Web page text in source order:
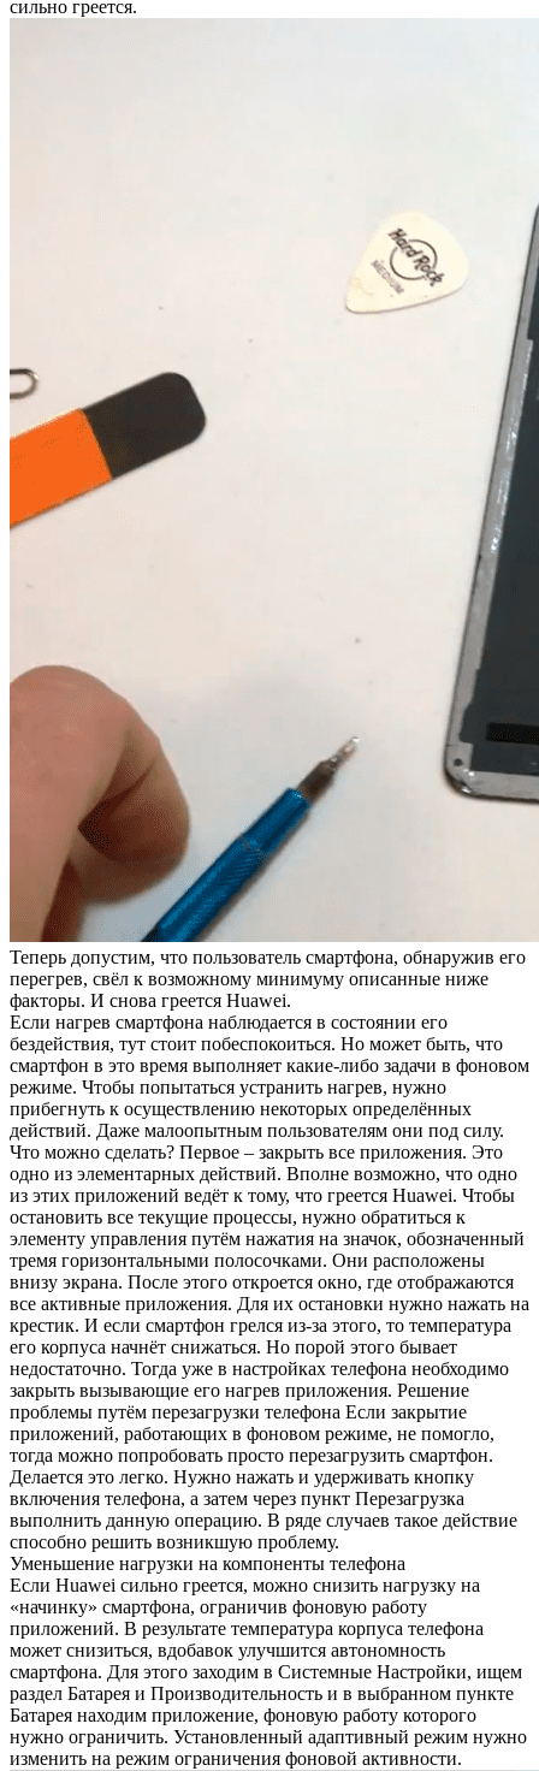
сильно греется.
Теперь допустим, что пользователь смартфона, обнаружив его
перегрев, свёл к возможному минимуму описанные ниже
факторы. И снова греется Huawei.
Если нагрев смартфона наблюдается в состоянии его
бездействия, тут стоит побеспокоиться. Но может быть, что
смартфон в это время выполняет какие-либо задачи в фоновом
режиме. Чтобы попытаться устранить нагрев, нужно
прибегнуть к осуществлению некоторых определённых
действий. Даже малоопытным пользователям они под силу.
Что можно сделать? Первое – закрыть все приложения. Это
одно из элементарных действий. Вполне возможно, что одно
из этих приложений ведёт к тому, что греется Huawei. Чтобы
остановить все текущие процессы, нужно обратиться к
элементу управления путём нажатия на значок, обозначенный
тремя горизонтальными полосочками. Они расположены
внизу экрана. После этого откроется окно, где отображаются
все активные приложения. Для их остановки нужно нажать на
крестик. И если смартфон грелся из-за этого, то температура
его корпуса начнёт снижаться. Но порой этого бывает
недостаточно. Тогда уже в настройках телефона необходимо
закрыть вызывающие его нагрев приложения. Решение
проблемы путём перезагрузки телефона Если закрытие
приложений, работающих в фоновом режиме, не помогло,
тогда можно попробовать просто перезагрузить смартфон.
Делается это легко. Нужно нажать и удерживать кнопку
включения телефона, а затем через пункт Перезагрузка
выполнить данную операцию. В ряде случаев такое действие
способно решить возникшую проблему.
Уменьшение нагрузки на компоненты телефона
Если Huawei сильно греется, можно снизить нагрузку на
«начинку» смартфона, ограничив фоновую работу
приложений. В результате температура корпуса телефона
может снизиться, вдобавок улучшится автономность
смартфона. Для этого заходим в Системные Настройки, ищем
раздел Батарея и Производительность и в выбранном пункте
Батарея находим приложение, фоновую работу которого
нужно ограничить. Установленный адаптивный режим нужно
изменить на режим ограничения фоновой активности.